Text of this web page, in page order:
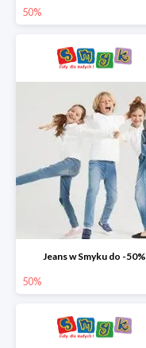
50%
Jeans w Smyku do -50%
50%